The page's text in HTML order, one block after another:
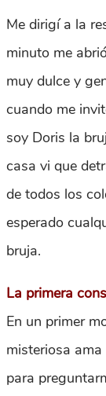
Me dirigí a la
minuto me
muy dulce y
cuando me
soy Doris la
casa vi que
de todos los
esperado
bruja.
La primera
En un primer
misteriosa
para